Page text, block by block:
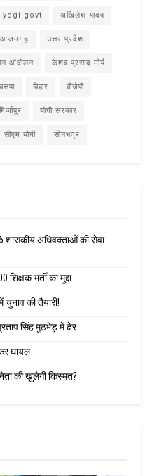
yogi govt अखिलेश यादव
आजमगढ़ उत्तर प्रदेश
आंदोलन केशव प्रसाद मौर्य
बसपा बिहार बीजेपी
मिर्जापुर योगी सरकार
सीएम योगी सोनभद्र
अधिवक्ताओं की सेवा
भर्ती का मुद्दा
चुनाव की तैयारी!
सिंह मुठभेड़ में ढेर
घायल
की खुलेगी किस्मत?